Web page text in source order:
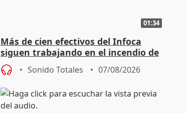
01:34
Más de cien efectivos del Infoca
siguen trabajando en el incendio de
Niebla (Huelva)
Sonido Totales 07/08/2026